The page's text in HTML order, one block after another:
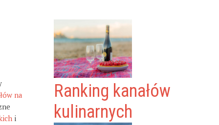
na
i
Ranking kanałów
kulinarnych